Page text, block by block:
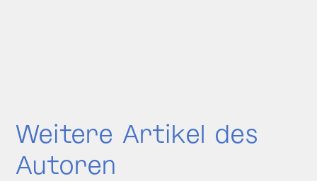
Weitere Artikel des
Autoren